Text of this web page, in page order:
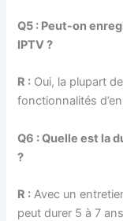
Q5 : Peut-on
IPTV ?
R : Oui, la plupart
fonctionnalités
Q6 : Quelle est la
?
R : Avec un
peut durer 5 à 7